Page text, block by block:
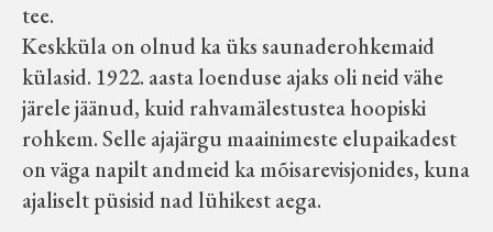
tee.
Keskküla on olnud ka üks saunaderohkemaid
külasid. 1922. aasta loenduse ajaks oli neid vähe
järele jäänud, kuid rahvamälestustea hoopiski
rohkem. Selle ajajärgu maainimeste elupaikadest
on väga napilt andmeid ka mõisarevisjonides, kuna
ajaliselt püsisid nad lühikest aega.